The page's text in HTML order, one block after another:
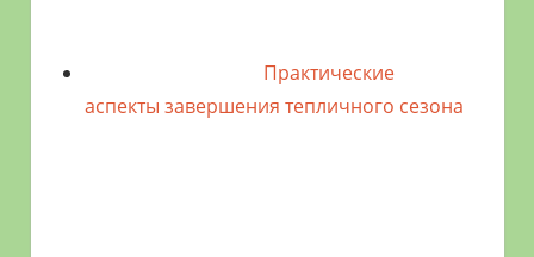
Практические
аспекты завершения тепличного сезона